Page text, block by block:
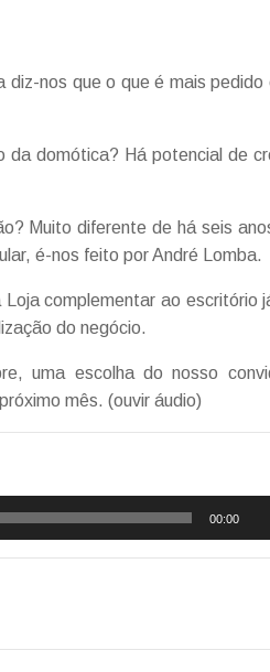
nos que o que é mais pedido
domótica? Há potencial de
Muito diferente de há seis
é-nos feito por André Lomba.
Loja complementar ao escritório
do negócio.
uma escolha do nosso
mês. (ouvir áudio)
00:00